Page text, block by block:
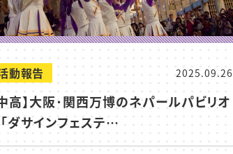
動報告 2025.09.26
高】大阪･関西万博のネパールパビリオ
ダサインフェステ…